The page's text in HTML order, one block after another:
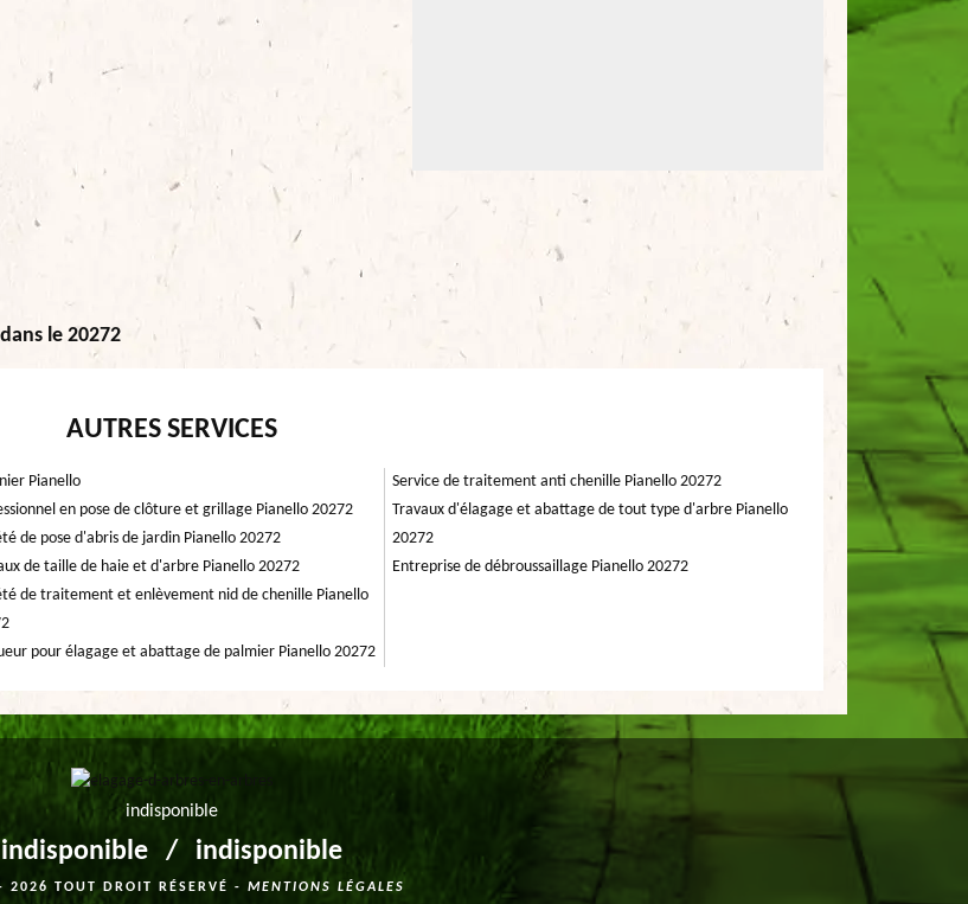
le 20272
AUTRES SERVICES
Pianello
en pose de clôture et grillage Pianello 20272
de pose d'abris de jardin Pianello 20272
de taille de haie et d'arbre Pianello 20272
de traitement et enlèvement nid de chenille Pianello
pour élagage et abattage de palmier Pianello 20272
Service de traitement anti chenille Pianello 20272
Travaux d'élagage et abattage de tout type d'arbre Pianello
20272
Entreprise de débroussaillage Pianello 20272
indisponible
indisponible / indisponible
TOUT DROIT RÉSERVÉ - MENTIONS LÉGALES